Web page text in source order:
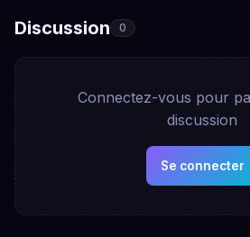
Discussion 0
Connectez-vous pour
discussion
Se connecter